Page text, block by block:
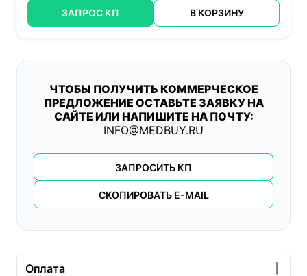
ЗАПРОС КП В КОРЗИНУ
ЧТОБЫ ПОЛУЧИТЬ КОММЕРЧЕСКОЕ
ПРЕДЛОЖЕНИЕ ОСТАВЬТЕ ЗАЯВКУ НА
САЙТЕ ИЛИ НАПИШИТЕ НА ПОЧТУ:
INFO@MEDBUY.RU
ЗАПРОСИТЬ КП
СКОПИРОВАТЬ E-MAIL
Оплата